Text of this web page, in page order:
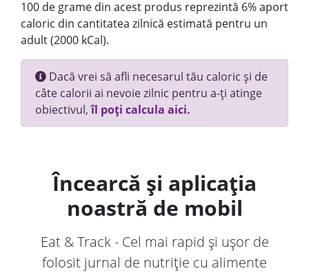
100 de grame din acest produs reprezintă 6% aport
caloric din cantitatea zilnică estimată pentru un
adult (2000 kCal).
Dacă vrei să afli necesarul tău caloric și de
câte calorii ai nevoie zilnic pentru a-ți atinge
obiectivul,îl poți calcula aici.
Încearcă și aplicația
noastră de mobil
Eat & Track - Cel mai rapid și ușor de
folosit jurnal de nutriție cu alimente